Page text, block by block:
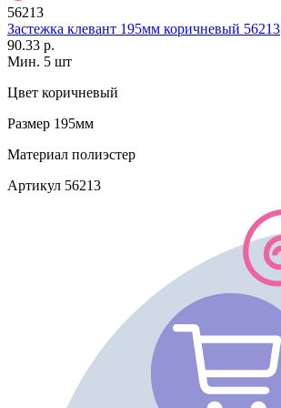
56213
Застежка клевант 195мм коричневый 56213
90.33 р.
Мин. 5 шт
Цвет коричневый
Размер 195мм
Материал полиэстер
Артикул 56213